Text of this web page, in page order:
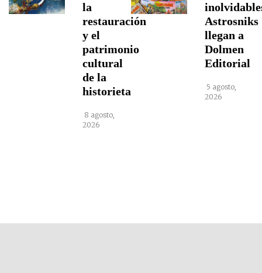
la
restauración
y el
patrimonio
cultural
de la
historieta
8 agosto,
2026
Astrosniks
llegan a
Dolmen
Editorial
5 agosto,
2026